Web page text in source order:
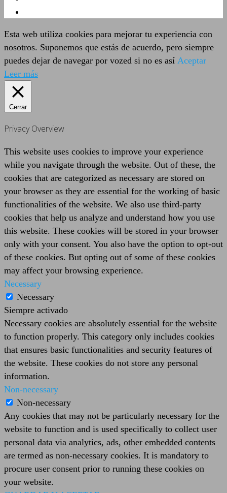
Esta web utiliza cookies para mejorar tu experiencia con
nosotros. Suponemos que estás de acuerdo, pero siempre
puedes dejar de navegar por vozed si no es así Aceptar
Leer más
Cerrar
Privacy Overview
This website uses cookies to improve your experience
while you navigate through the website. Out of these, the
cookies that are categorized as necessary are stored on
your browser as they are essential for the working of basic
functionalities of the website. We also use third-party
cookies that help us analyze and understand how you use
this website. These cookies will be stored in your browser
only with your consent. You also have the option to opt-out
of these cookies. But opting out of some of these cookies
may affect your browsing experience.
Necessary
Necessary
Siempre activado
Necessary cookies are absolutely essential for the website
to function properly. This category only includes cookies
that ensures basic functionalities and security features of
the website. These cookies do not store any personal
information.
Non-necessary
Non-necessary
Any cookies that may not be particularly necessary for the
website to function and is used specifically to collect user
personal data via analytics, ads, other embedded contents
are termed as non-necessary cookies. It is mandatory to
procure user consent prior to running these cookies on
your website.